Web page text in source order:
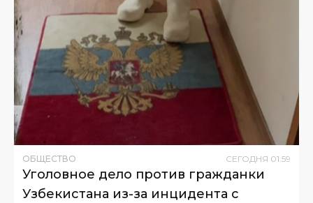
ОБЩЕСТВО СЕГОДНЯ 01:59
Уголовное дело против гражданки
Узбекистана из-за инцидента с